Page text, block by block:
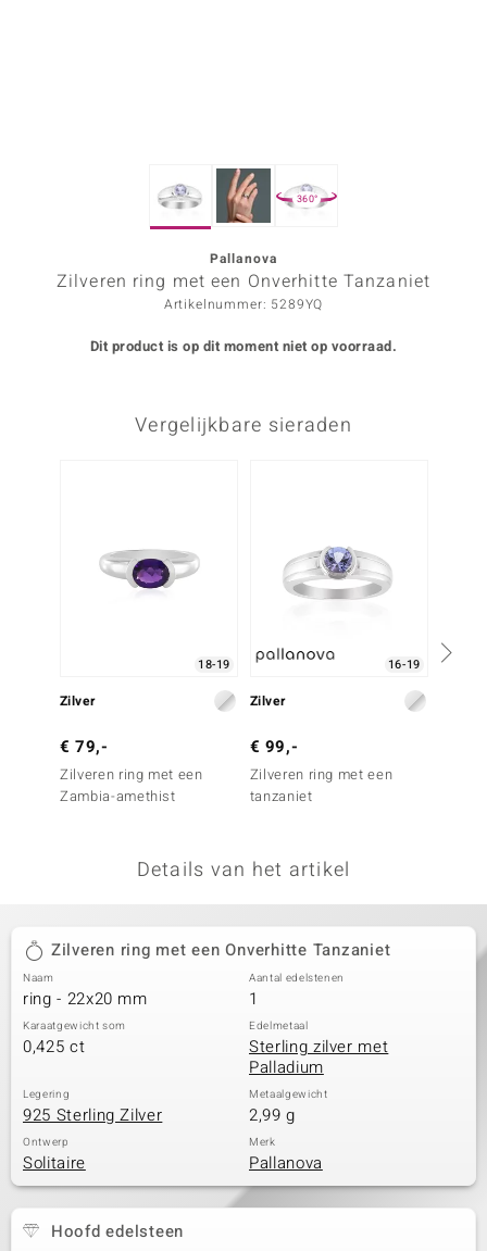
Collection
360°
Pallanova
Zilveren ring met een Onverhitte Tanzaniet
Artikelnummer: 5289YQ
Dit product is op dit moment niet op voorraad.
Vergelijkbare sieraden
18-19
Zilver
€ 79,-
Zilveren ring met een
Zambia-amethist
16-19
Zilver
€ 99,-
Zilveren ring met een
tanzaniet
Details van het artikel
Zilveren ring met een Onverhitte Tanzaniet
Naam
ring - 22x20 mm
Aantal edelstenen
1
Karaatgewicht som
0,425 ct
Edelmetaal
Sterling zilver met
Palladium
Legering
925 Sterling Zilver
Metaalgewicht
2,99 g
Ontwerp
Solitaire
Merk
Pallanova
Hoofd edelsteen